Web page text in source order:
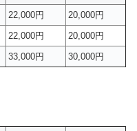
22,000円
20,000円
22,000円
20,000円
33,000円 30,000円